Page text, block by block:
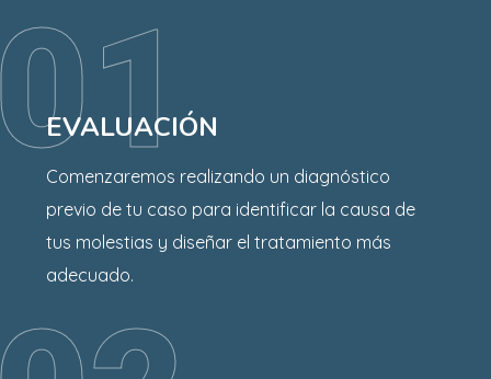
EVALUACIÓN
Comenzaremos realizando un diagnóstico
previo de tu caso para identificar la causa de
tus molestias y diseñar el tratamiento más
adecuado.